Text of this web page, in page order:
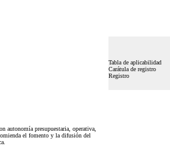
Tabla de aplicabilidad
Carátula de registro
Registro
autonomía presupuestaria, operativa,
el fomento y la difusión del